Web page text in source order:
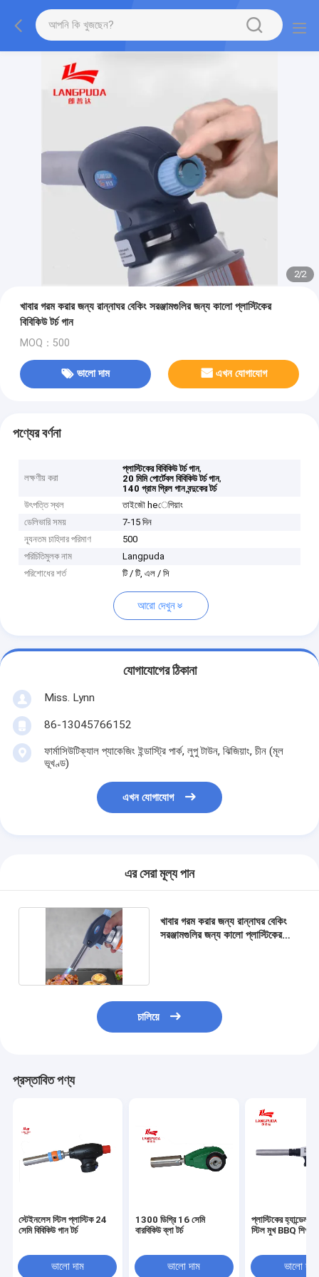
2/2
খাবার গরম করার জন্য রান্নাঘর বেকিং সরঞ্জামগুলির জন্য কালো প্লাস্টিকের
বিবিকিউ টর্চ গান
MOQ：500
ভালো দাম এখন যোগাযোগ
পণ্যের বর্ণনা
লক্ষণীয় করা
প্লাস্টিকের বিবিকিউ টর্চ গান,
20 মিমি পোর্টেবল বিবিকিউ টর্চ গান,
140 গ্রাম গ্রিল গান বন্দুকের টর্চ
উৎপত্তি স্থল
তাইজৌ heেগিয়াং
ডেলিভারি সময়
7-15 দিন
ন্যূনতম চাহিদার পরিমাণ
500
পরিচিতিমুলক নাম
Langpuda
পরিশোধের শর্ত
টি / টি, এল / সি
আরো দেখুন
যোগাযোগের ঠিকানা
Miss. Lynn
86-13045766152
ফার্মাসিউটিক্যাল প্যাকেজিং ইন্ডাস্ট্রি পার্ক, লুপু টাউন, ঝিজিয়াং, চীন (মূল
ভূখণ্ড)
এখন যোগাযোগ
এর সেরা মূল্য পান
খাবার গরম করার জন্য রান্নাঘর বেকিং
সরঞ্জামগুলির জন্য কালো প্লাস্টিকের
চালিয়ে
প্রস্তাবিত পণ্য
স্টেইনলেস স্টিল প্লাস্টিক 24
সেমি বিবিকিউ গান টর্চ
ভালো দাম
1300 ডিগ্রি 16 সেমি
বারবিকিউ ব্লা টর্চ
ভালো দাম
প্লাস্টিকের হ্যান্ডেল
স্টিল মুখ BBQ শিখা
ভালো দাম